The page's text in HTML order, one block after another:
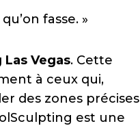
fasse. »
Vegas. Cette
à ceux qui,
des zones précises
est une